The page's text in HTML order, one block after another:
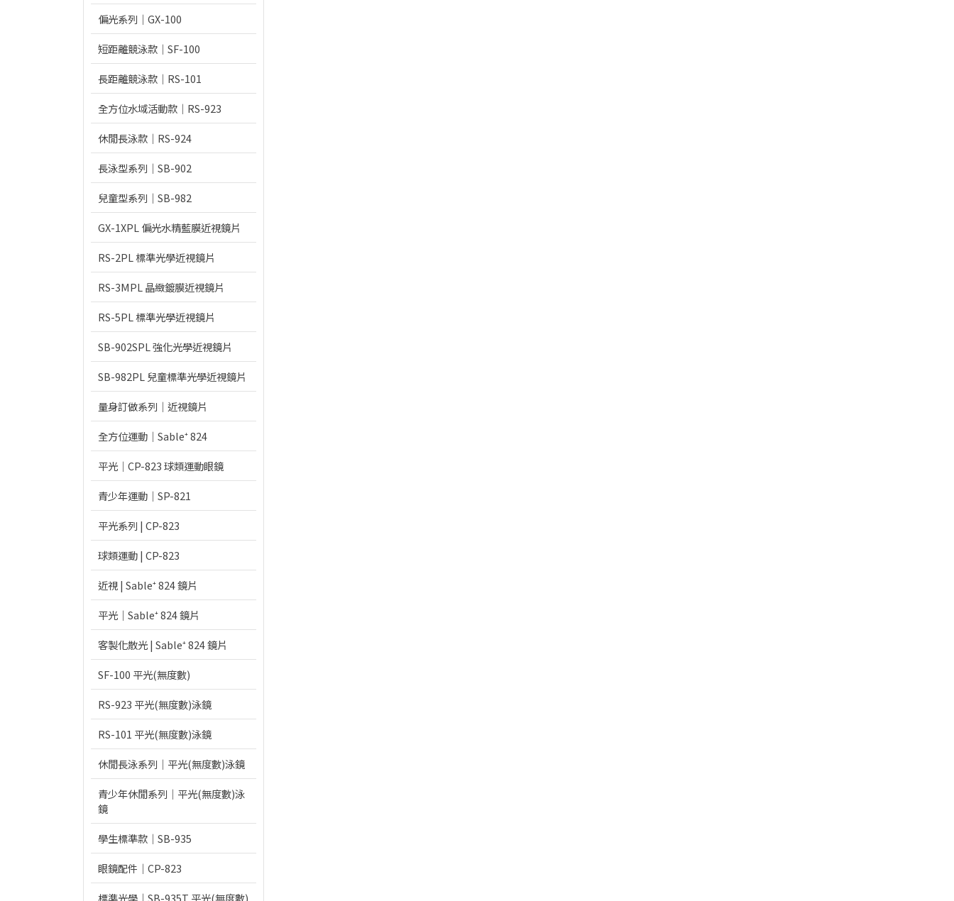
偏光系列｜GX-100
短距離競泳款｜SF-100
長距離競泳款｜RS-101
全方位水域活動款｜RS-923
休閒長泳款｜RS-924
長泳型系列｜SB-902
兒童型系列｜SB-982
GX-1XPL 偏光水精藍膜近視鏡片
RS-2PL 標準光學近視鏡片
RS-3MPL 晶緻鍍膜近視鏡片
RS-5PL 標準光學近視鏡片
SB-902SPL 強化光學近視鏡片
SB-982PL 兒童標準光學近視鏡片
量身訂做系列｜近視鏡片
全方位運動｜Sable⁺ 824
平光｜CP-823 球類運動眼鏡
青少年運動｜SP-821
平光系列 | CP-823
球類運動 | CP-823
近視 | Sable⁺ 824 鏡片
平光｜Sable⁺ 824 鏡片
客製化散光 | Sable⁺ 824 鏡片
SF-100 平光(無度數)
RS-923 平光(無度數)泳鏡
RS-101 平光(無度數)泳鏡
休閒長泳系列｜平光(無度數)泳鏡
青少年休閒系列｜平光(無度數)泳
鏡
學生標準款｜SB-935
眼鏡配件｜CP-823
標準光學｜SB-935T 平光(無度數)